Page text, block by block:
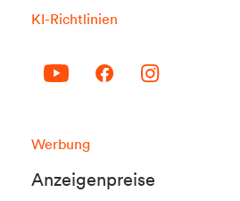
KI-Richtlinien
Werbung
Anzeigenpreise